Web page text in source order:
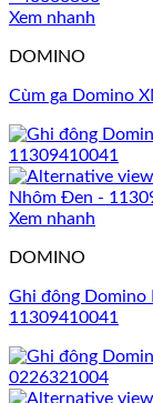
Xem nhanh
DOMINO
Cùm ga Domino
Xem nhanh
DOMINO
Ghi đông
11309410041